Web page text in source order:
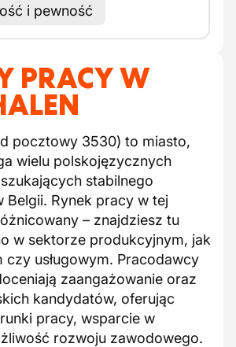
i pewność
PRACY W
pocztowy 3530) to miasto,
wielu polskojęzycznych
stabilnego
Belgii. Rynek pracy w tej
– znajdziesz tu
w sektorze produkcyjnym, jak
czy usługowym. Pracodawcy
zaangażowanie oraz
kandydatów, oferując
pracy, wsparcie w
rozwoju zawodowego.